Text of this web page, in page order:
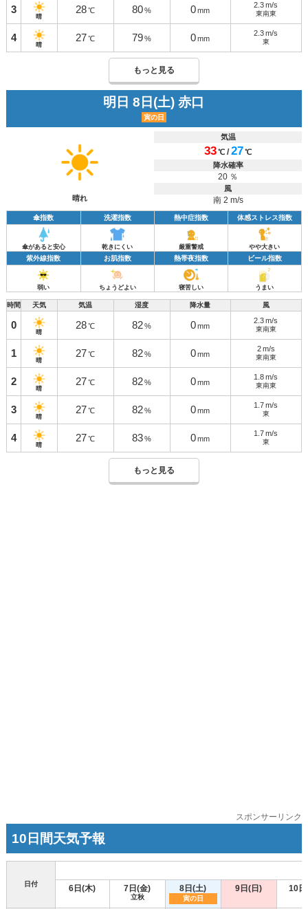
3
晴
28 ℃ 80 % 0 mm
2.3 m/s
東南東
4
晴
27 ℃ 79 % 0 mm
2.3 m/s
東
もっと見る
明日 8日(土) 赤口
寅の日
晴れ
気温
33℃ /27℃
降水確率
20 ％
風
南 2 m/s
傘指数 洗濯指数 熱中症指数 体感ストレス指数
傘があると安心 乾きにくい 厳重警戒 やや大きい
紫外線指数 お肌指数 熱帯夜指数 ビール指数
弱い ちょうどよい 寝苦しい うまい
時間 天気 気温 湿度 降水量 風
0
晴
28 ℃ 82 % 0 mm
2.3 m/s
東南東
1
晴
27 ℃ 82 % 0 mm
2m/s
東南東
2
晴
27 ℃ 82 % 0 mm
1.8 m/s
東南東
3
晴
27 ℃ 82 % 0 mm
1.7 m/s
東
4
晴
27 ℃ 83 % 0 mm
1.7 m/s
東
もっと見る
スポンサーリンク
10日間天気予報
日付 6日(木) 7日(金)
立秋
8日(土)
寅の日
9日(日) 10日